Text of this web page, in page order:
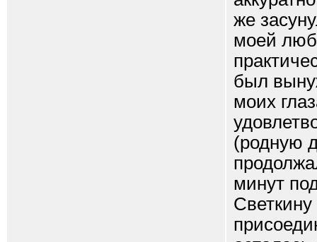
же
моей
был
моих
(родную
минут